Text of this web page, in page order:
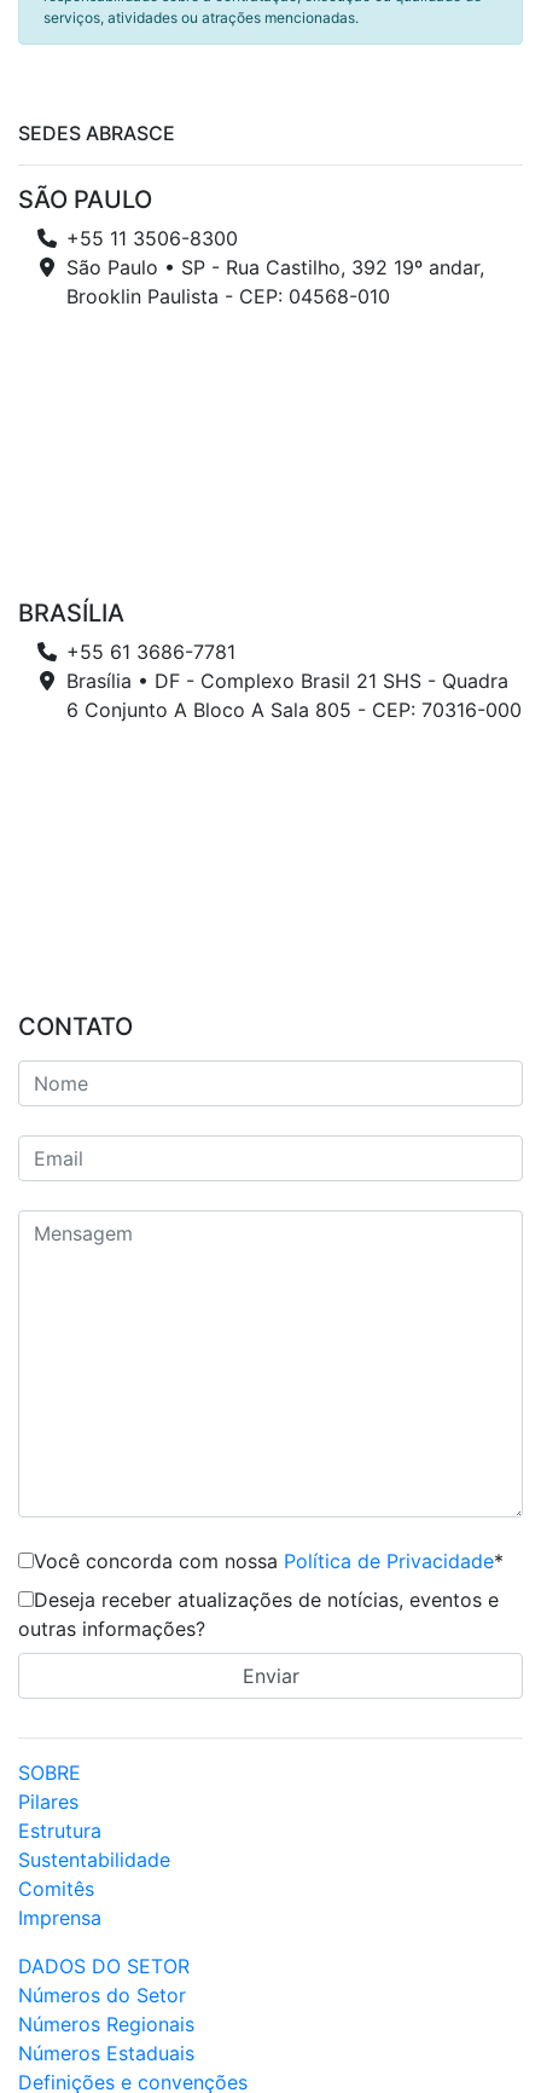
serviços, atividades ou atrações mencionadas.
SEDES ABRASCE
SÃO PAULO
+55 11 3506-8300
São Paulo • SP - Rua Castilho, 392 19º andar,
Brooklin Paulista - CEP: 04568-010
BRASÍLIA
+55 61 3686-7781
Brasília • DF - Complexo Brasil 21 SHS - Quadra
6 Conjunto A Bloco A Sala 805 - CEP: 70316-000
CONTATO
Você concorda com nossa Política de Privacidade*
Deseja receber atualizações de notícias, eventos e
outras informações?
SOBRE
Pilares
Estrutura
Sustentabilidade
Comitês
Imprensa
DADOS DO SETOR
Números do Setor
Números Regionais
Números Estaduais
Definições e convenções